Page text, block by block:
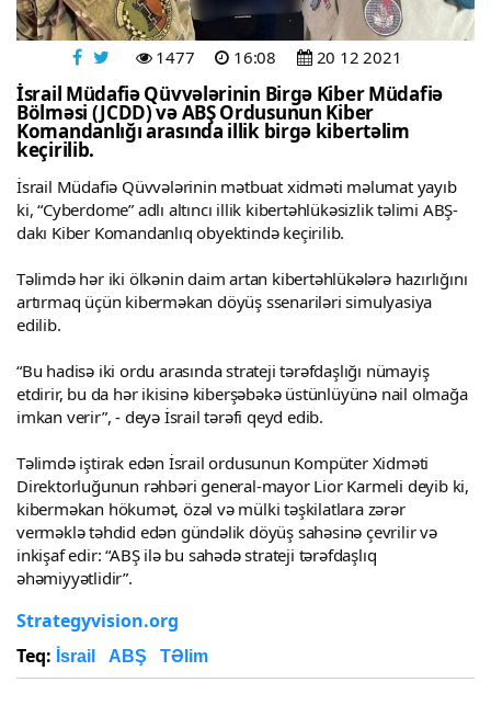
1477 16:08 20 12 2021
İsrail Müdafiə Qüvvələrinin Birgə Kiber Müdafiə
Bölməsi (JCDD) və ABŞ Ordusunun Kiber
Komandanlığı arasında illik birgə kibertəlim
keçirilib.
İsrail Müdafiə Qüvvələrinin mətbuat xidməti məlumat yayıb
ki, “Cyberdome” adlı altıncı illik kibertəhlükəsizlik təlimi ABŞ-
dakı Kiber Komandanlıq obyektində keçirilib.
Təlimdə hər iki ölkənin daim artan kibertəhlükələrə hazırlığını
artırmaq üçün kiberməkan döyüş ssenariləri simulyasiya
edilib.
“Bu hadisə iki ordu arasında strateji tərəfdaşlığı nümayiş
etdirir, bu da hər ikisinə kiberşəbəkə üstünlüyünə nail olmağa
imkan verir”, - deyə İsrail tərəfi qeyd edib.
Təlimdə iştirak edən İsrail ordusunun Kompüter Xidməti
Direktorluğunun rəhbəri general-mayor Lior Karmeli deyib ki,
kiberməkan hökumət, özəl və mülki təşkilatlara zərər
verməklə təhdid edən gündəlik döyüş sahəsinə çevrilir və
inkişaf edir: “ABŞ ilə bu sahədə strateji tərəfdaşlıq
əhəmiyyətlidir”.
Strategyvision.org
Teq: İsrail ABŞ TƏlim